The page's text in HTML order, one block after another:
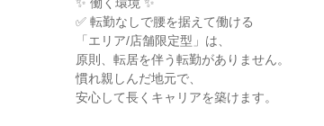
✅ 転勤なしで腰を据えて働ける
「エリア/店舗限定型」は、
原則、転居を伴う転勤がありません。
慣れ親しんだ地元で、
安心して長くキャリアを築けます。